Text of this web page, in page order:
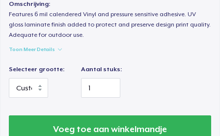
Omschrijving:
Features 6 mil calendered Vinyl and pressure sensitive adhesive. UV
gloss laminate finish added to protect and preserve design print quality.
Adequate for outdoor use.
Toon Meer Details
Selecteer grootte: Aantal stuks:
Voeg toe aan winkelmandje
US$ 23,99
US$ 24,99